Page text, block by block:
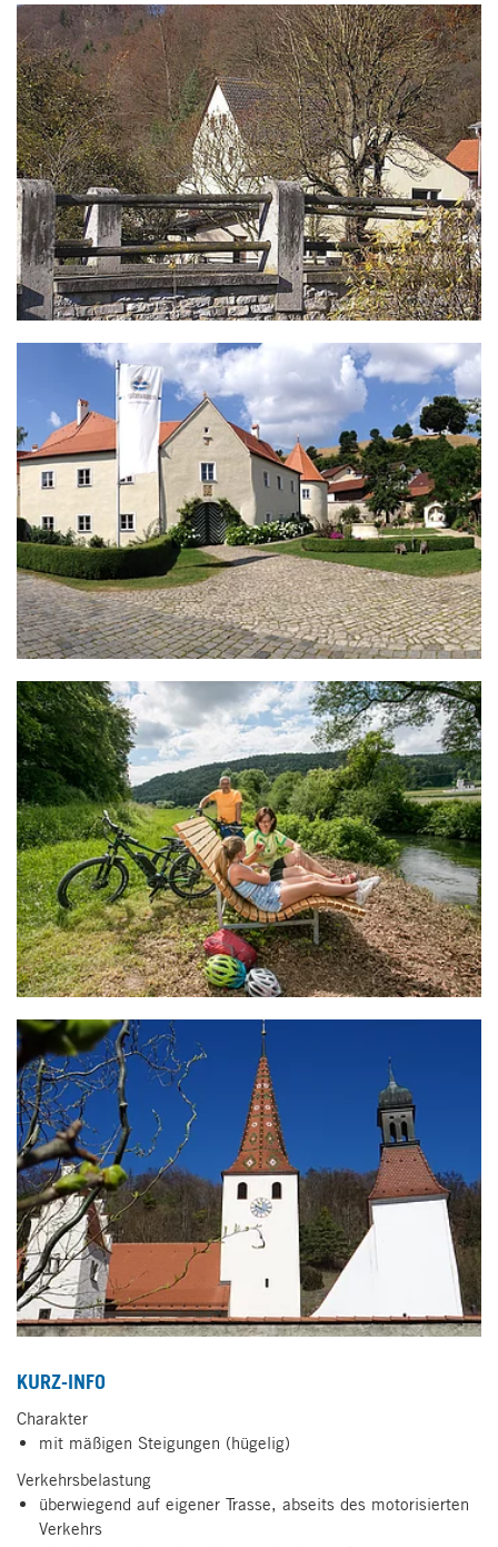
KURZ-INFO
Charakter
mit mäßigen Steigungen (hügelig)
Verkehrsbelastung
überwiegend auf eigener Trasse, abseits des motorisierten
Verkehrs